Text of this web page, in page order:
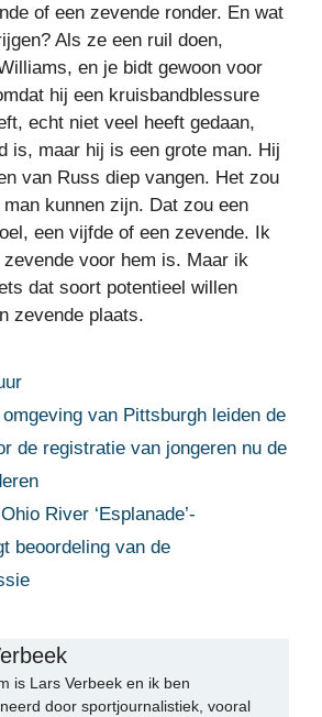
of een zevende ronder. En wat
Als ze een ruil doen,
en je bidt gewoon voor
hij een kruisbandblessure
echt niet veel heeft gedaan,
is, maar hij is een grote man. Hij
van Russ diep vangen. Het zou
kunnen zijn. Dat zou een
een vijfde of een zevende. Ik
zevende voor hem is. Maar ik
dat soort potentieel willen
zevende plaats.
van Pittsburgh leiden de
de registratie van jongeren nu de
River ‘Esplanade’-
beoordeling van de
is Lars Verbeek en ik ben
door sportjournalistiek, vooral